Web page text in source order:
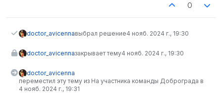
0
doctor_avicennaвыбрал решение4 нояб. 2024 г., 19:30
doctor_avicennaзакрывает тему4 нояб. 2024 г., 19:30
doctor_avicenna
переместил эту тему из На участника команды Доброграда в
4 нояб. 2024 г., 19:31